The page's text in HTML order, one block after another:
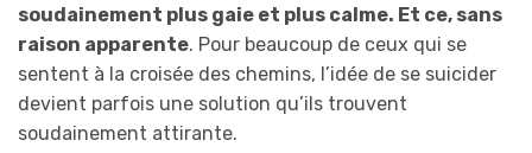
soudainement plus gaie et plus calme. Et ce, sans
raison apparente. Pour beaucoup de ceux qui se
sentent à la croisée des chemins, l’idée de se suicider
devient parfois une solution qu’ils trouvent
soudainement attirante.